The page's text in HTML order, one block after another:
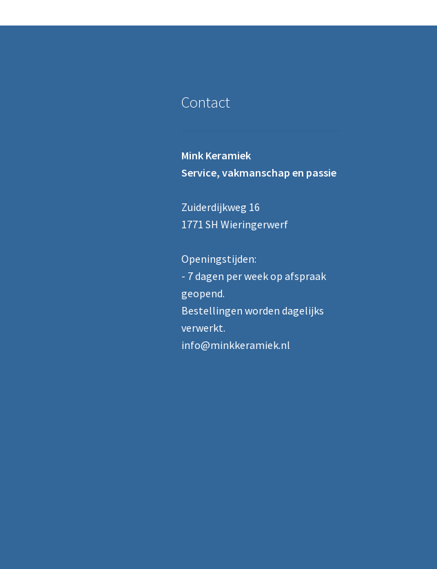
Contact
Mink Keramiek
Service, vakmanschap en passie
Zuiderdijkweg 16
1771 SH Wieringerwerf
Openingstijden:
- 7 dagen per week op afspraak
geopend.
Bestellingen worden dagelijks
verwerkt.
info@minkkeramiek.nl